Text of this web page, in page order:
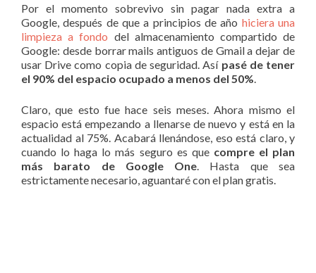
Por el momento sobrevivo sin pagar nada extra a
Google, después de que a principios de año hiciera una
limpieza a fondo del almacenamiento compartido de
Google: desde borrar mails antiguos de Gmail a dejar de
usar Drive como copia de seguridad. Así pasé de tener
el 90% del espacio ocupado a menos del 50%
Claro, que esto fue hace seis meses. Ahora mismo el
espacio está empezando a llenarse de nuevo y está en la
actualidad al 75%. Acabará llenándose, eso está claro, y
cuando lo haga lo más seguro es que compre el plan
más barato de Google One . Hasta que sea
estrictamente necesario, aguantaré con el plan gratis.